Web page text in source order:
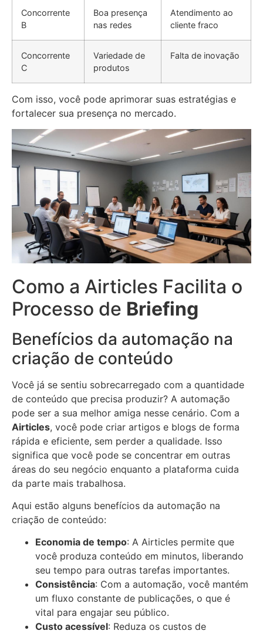
Concorrente
B
Boa presença
nas redes
Atendimento ao
cliente fraco
Concorrente
C
Variedade de
produtos
Falta de inovação
Com isso, você pode aprimorar suas estratégias e
fortalecer sua presença no mercado.
Como a Airticles Facilita o
Processo de Briefing
Benefícios da automação na
criação de conteúdo
Você já se sentiu sobrecarregado com a quantidade
de conteúdo que precisa produzir? A automação
pode ser a sua melhor amiga nesse cenário. Com a
Airticles, você pode criar artigos e blogs de forma
rápida e eficiente, sem perder a qualidade. Isso
significa que você pode se concentrar em outras
áreas do seu negócio enquanto a plataforma cuida
da parte mais trabalhosa.
Aqui estão alguns benefícios da automação na
criação de conteúdo:
Economia de tempo: A Airticles permite que
você produza conteúdo em minutos, liberando
seu tempo para outras tarefas importantes.
Consistência: Com a automação, você mantém
um fluxo constante de publicações, o que é
vital para engajar seu público.
Custo acessível: Reduza os custos de